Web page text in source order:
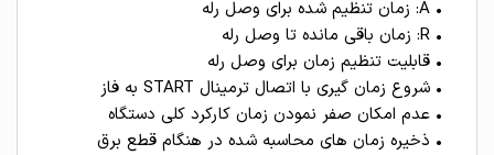
• A: زمان تنظیم شده برای وصل رله
• R: زمان باقی مانده تا وصل رله
• قابلیت تنظیم زمان برای وصل رله
• شروع زمان گیری با اتصال ترمینال START به فاز
• عدم امکان صفر نمودن زمان کارکرد کلی دستگاه
• ذخیره زمان های محاسبه شده در هنگام قطع برق